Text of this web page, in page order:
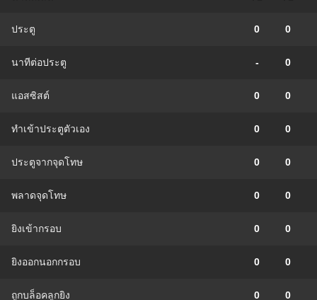
ประตู 0 0
นาทีต่อประตู - 0
แอสซิสต์ 0 0
ทําเข้าประตูตัวเอง 0 0
ประตูจากจุดโทษ 0 0
พลาดจุดโทษ 0 0
ยิงเข้ากรอบ 0 0
ยิงออกนอกกรอบ 0 0
ถูกบล็อคลูกยิง 0 0